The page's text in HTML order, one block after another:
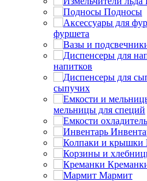
Подносы
фуршета
напитков
сыпучих
мельницы для специй
Мармит